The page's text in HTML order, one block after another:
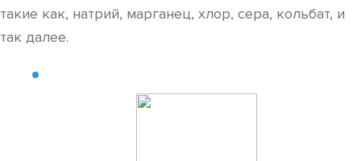
такие как, натрий, марганец, хлор, сера, кольбат, и
так далее.